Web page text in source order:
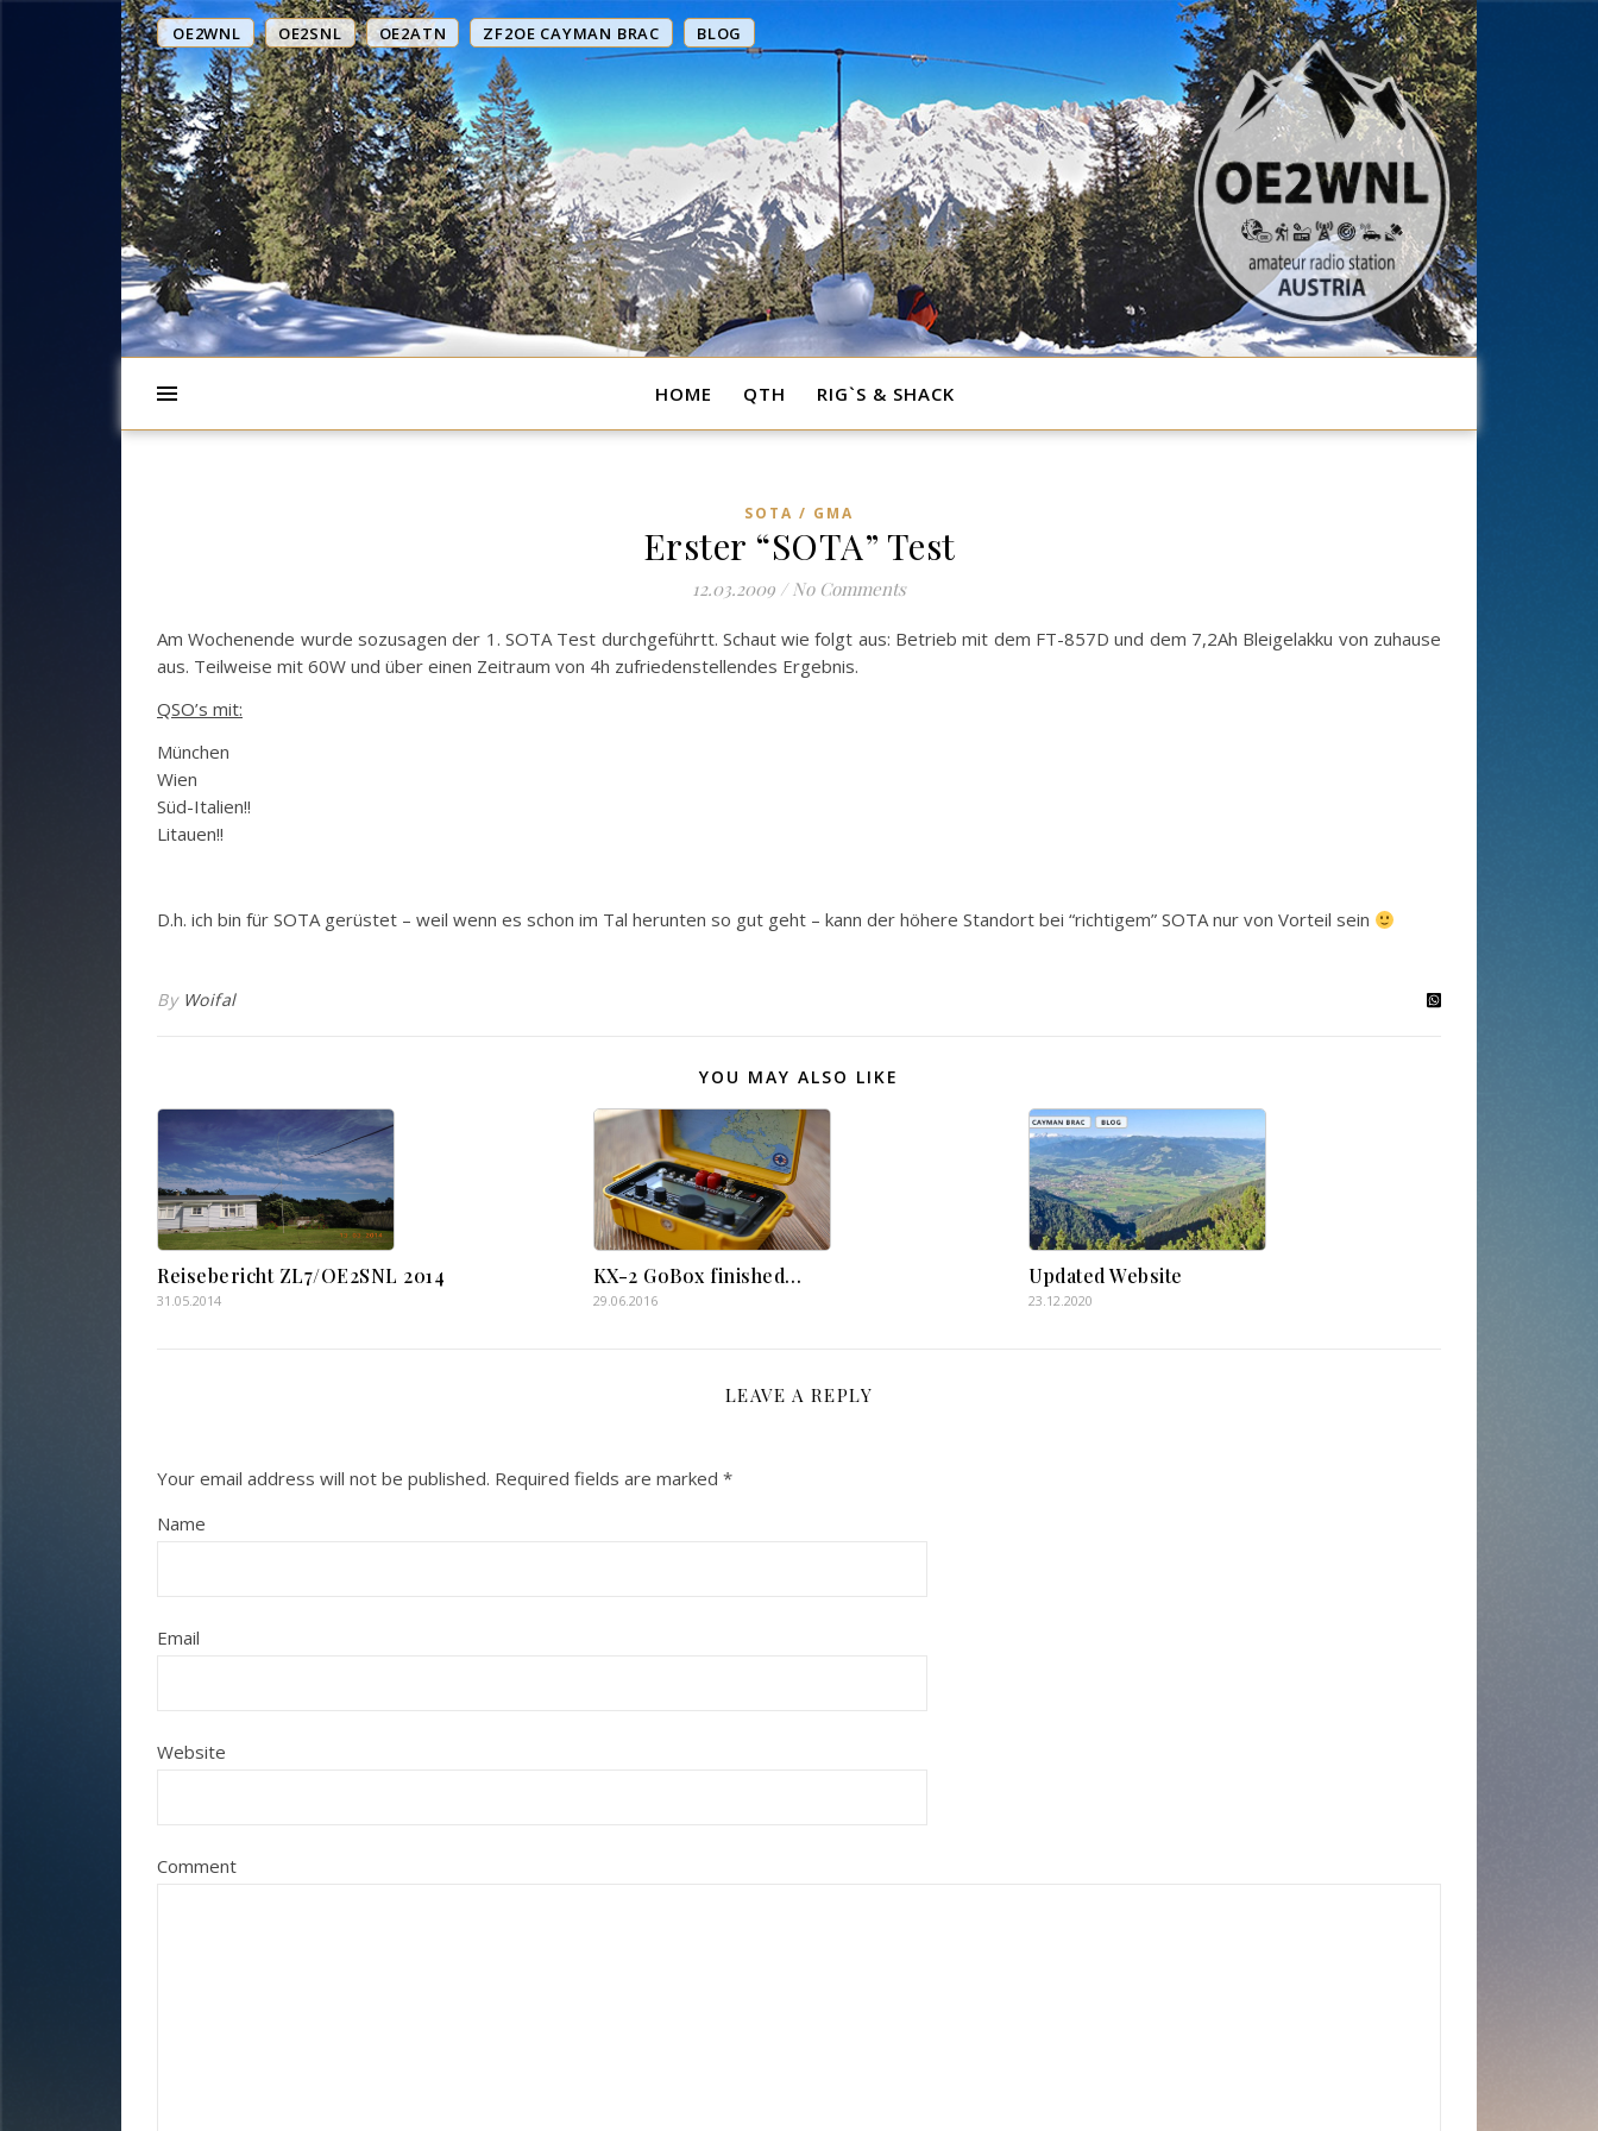
OE2WNL OE2SNL OE2ATN ZF2OE CAYMAN BRAC BLOG
HOME QTH RIG`S & SHACK
SOTA / GMA
Erster “SOTA” Test
12.03.2009 / No Comments
Am Wochenende wurde sozusagen der 1. SOTA Test durchgeführtt. Schaut wie folgt aus: Betrieb mit dem FT-857D und dem 7,2Ah Bleigelakku von zuhause
aus. Teilweise mit 60W und über einen Zeitraum von 4h zufriedenstellendes Ergebnis.
QSO’s mit:
München
Wien
Süd-Italien!!
Litauen!!
D.h. ich bin für SOTA gerüstet – weil wenn es schon im Tal herunten so gut geht – kann der höhere Standort bei “richtigem” SOTA nur von Vorteil sein
By Woifal
YOU MAY ALSO LIKE
Reisebericht ZL7/OE2SNL 2014
31.05.2014
KX-2 GoBox finished…
29.06.2016
Updated Website
23.12.2020
LEAVE A REPLY
Your email address will not be published. Required fields are marked *
Name
Email
Website
Comment